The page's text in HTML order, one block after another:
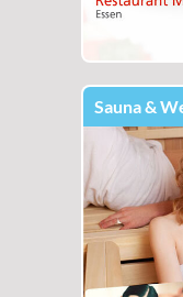
Sauna &